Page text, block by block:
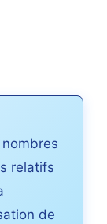
relatifs
de